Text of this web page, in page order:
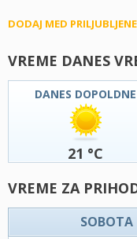
DODAJ MED PRILJUBLJENE
VREME DANES
DANES DOPOLDNE
21 °C
VREME ZA
SOBOTA